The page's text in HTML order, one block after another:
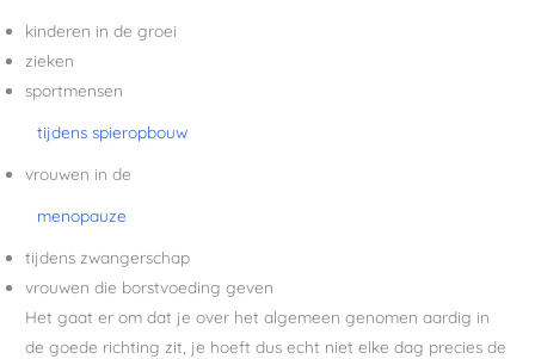
kinderen in de groei
zieken
sportmensen
tijdens spieropbouw
vrouwen in de
menopauze
tijdens zwangerschap
vrouwen die borstvoeding geven
Het gaat er om dat je over het algemeen genomen aardig in
de goede richting zit, je hoeft dus echt niet elke dag precies de